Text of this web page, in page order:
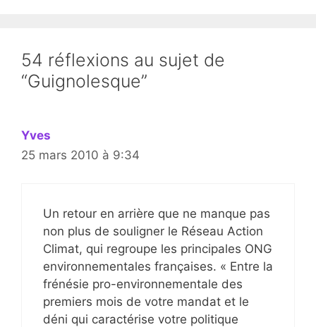
54 réflexions au sujet de
“Guignolesque”
Yves
25 mars 2010 à 9:34
Un retour en arrière que ne manque pas
non plus de souligner le Réseau Action
Climat, qui regroupe les principales ONG
environnementales françaises. « Entre la
frénésie pro-environnementale des
premiers mois de votre mandat et le
déni qui caractérise votre politique